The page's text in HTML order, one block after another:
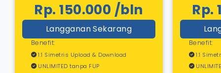
Rp. 150.000 /bln
Langganan Sekarang
Benefit:
1:1 Simetris Upload & Download
UNLIMITED tanpa FUP
Rp.
Benefit:
1:1